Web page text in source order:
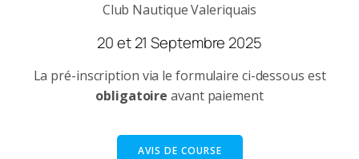
Club Nautique Valeriquais
20 et 21 Septembre 2025
La pré-inscription via le formulaire ci-dessous est
obligatoire avant paiement
AVIS DE COURSE